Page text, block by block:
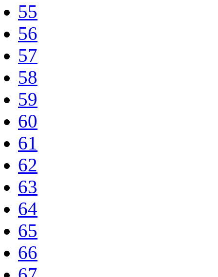
55
56
57
58
59
60
61
62
63
64
65
66